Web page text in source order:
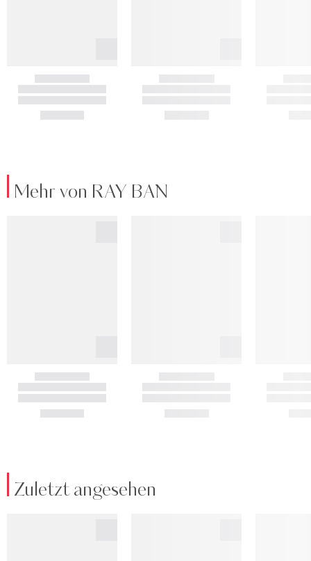
Mehr von RAY BAN
Zuletzt angesehen